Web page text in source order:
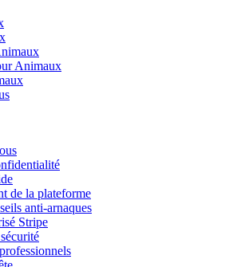
Animaux
de la plateforme
anti-arnaques
Stripe